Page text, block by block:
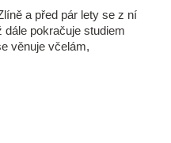
a před pár lety se z ní
pokračuje studiem
věnuje včelám,